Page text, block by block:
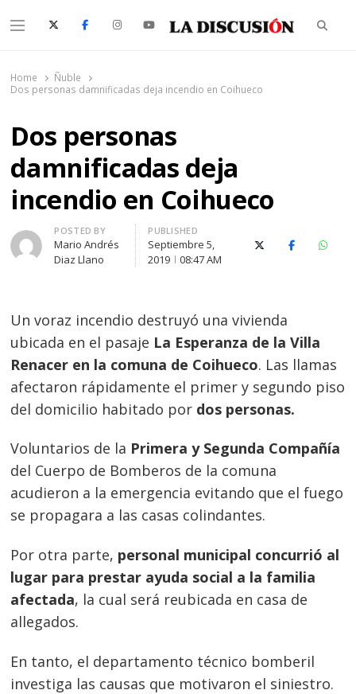
Menu
Home
Ñuble
Dos personas damnificadas deja incendio en Coihueco
Dos personas
damnificadas deja
incendio en Coihueco
Author
POSTED BY
Mario Andrés
Diaz Llano
PUBLISHED
Septiembre 5,
2019
08:47 AM
X (Twitter)Facebook
Un voraz incendio destruyó una vivienda
ubicada en el pasaje La Esperanza de la Villa
Renacer en la comuna de Coihueco. Las llamas
afectaron rápidamente el primer y segundo piso
del domicilio habitado por dos personas.
Voluntarios de la Primera y Segunda Compañía
del Cuerpo de Bomberos de la comuna
acudieron a la emergencia evitando que el fuego
se propagara a las casas colindantes.
Por otra parte, personal municipal concurrió al
lugar para prestar ayuda social a la familia
afectada, la cual será reubicada en casa de
allegados.
En tanto, el departamento técnico bomberil
investiga las causas que motivaron el siniestro.